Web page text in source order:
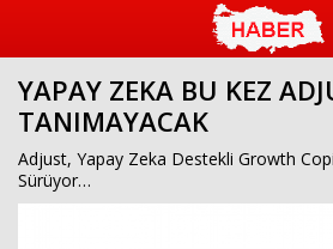
YAPAY ZEKA BU KEZ
TANIMAYACAK
Adjust, Yapay Zeka Destekli Growth
Sürüyor…